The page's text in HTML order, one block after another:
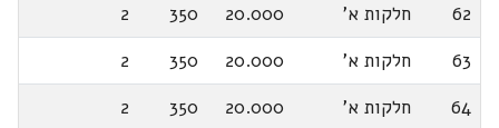
62
חלקות א' 20.000
350
2
63
חלקות א' 20.000
350
2
64
חלקות א' 20.000
350
2